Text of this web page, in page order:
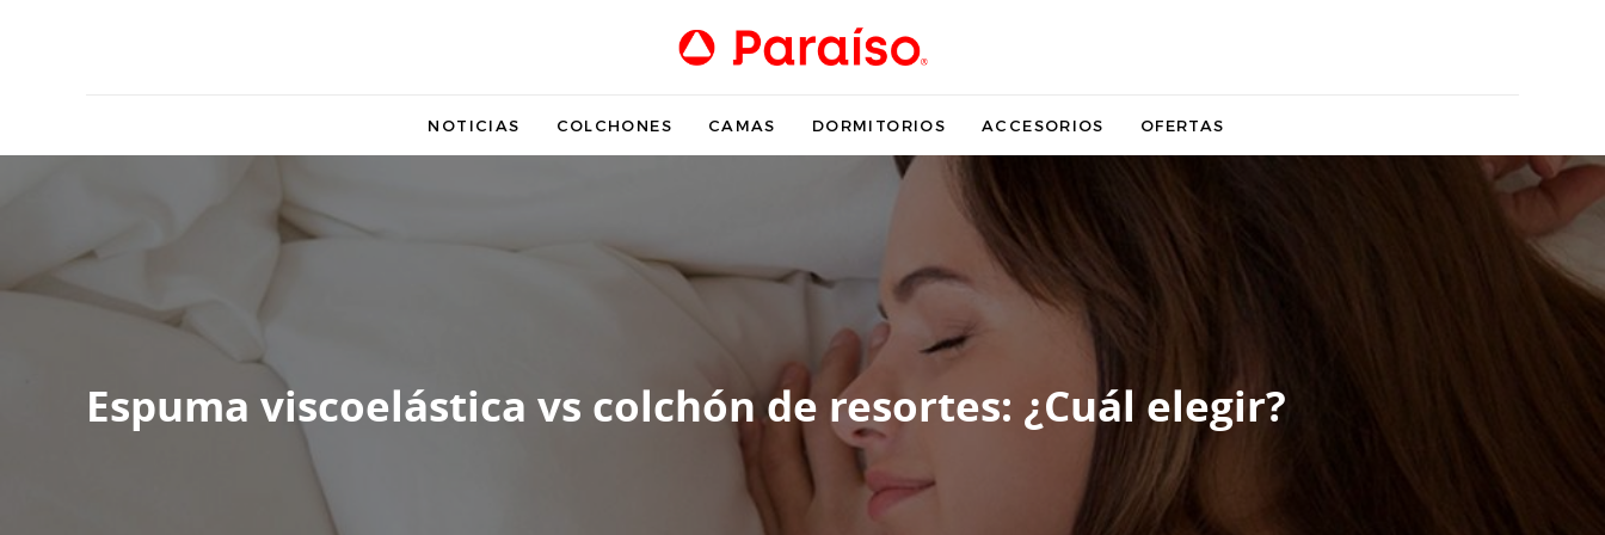
NOTICIAS COLCHONES CAMAS DORMITORIOS ACCESORIOS OFERTAS
Espuma viscoelástica vs colchón de resortes: ¿Cuál elegir?